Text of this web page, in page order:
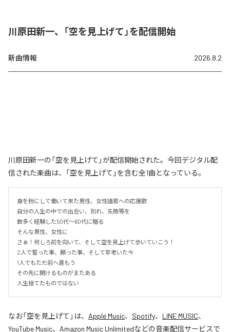
川原田新一、「空を見上げて」を配信開始
新曲情報 2026.8.2
川原田新一の「空を見上げて」が配信開始された。今回デジタル配
信された楽曲は、「空を見上げて」を含む全1曲となっている。
身を粉にして働いて来た男性、女性諸君への応援歌
自分の人生の中での出会い、別れ、失敗等を
数多く経験した50代〜60代に贈る
そんな男性、女性に
さぁ！何しろ前を向いて、そして空を見上げて歩いていこう！
2人で誓った事、願った事、そして年老いた今
1人でもただ前へ進もう
その先に開けるものがまたある
人生捨てたものではない
なお「空を見上げて 」は、 Apple Music、 Spotify、 LINE MUSIC、
YouTube Music、 Amazon Music Unlimitedなどの音楽配信サービスで